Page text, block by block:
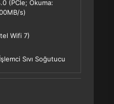
(PCle; Okuma:
s)
Wifi 7)
Sıvı Soğutucu